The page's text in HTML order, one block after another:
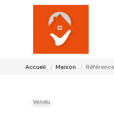
Accueil Maison
Vendu